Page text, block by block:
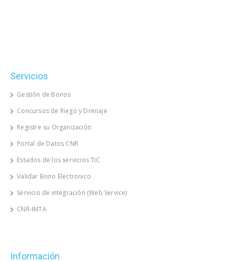
Servicios
Gestión de Bonos
Concursos de Riego y Drenaje
Registre su Organización
Portal de Datos CNR
Estados de los servicios TIC
Validar Bono Electronico
Servicio de integración (Web Service)
CNR-IMTA
Información